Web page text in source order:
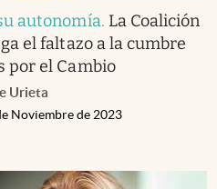
autonomía. La Coalición
el faltazo a la cumbre
por el Cambio
Urieta
Noviembre de 2023